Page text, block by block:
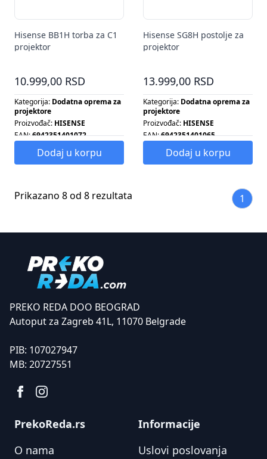
Hisense BB1H torba za C1
projektor
10.999,00 RSD
Kategorija: Dodatna oprema za
projektore
Proizvođač: HISENSE
EAN:6942351401072
Tip proizvoda:TORBA ZA
PROJEKTORDodaj u korpu
Hisense SG8H postolje za
projektor
13.999,00 RSD
Kategorija: Dodatna oprema za
projektore
Proizvođač: HISENSE
EAN:6942351401065
Tip proizvoda:POSTOLJE ZA
PROJEKTORDodaj u korpu
Prikazano 8 od 8 rezultata 1
PREKO REDA DOO BEOGRAD
Autoput za Zagreb 41L, 11070 Belgrade
PIB: 107027947
MB: 20727551
PrekoReda.rs
O nama
Informacije
Uslovi poslovanja